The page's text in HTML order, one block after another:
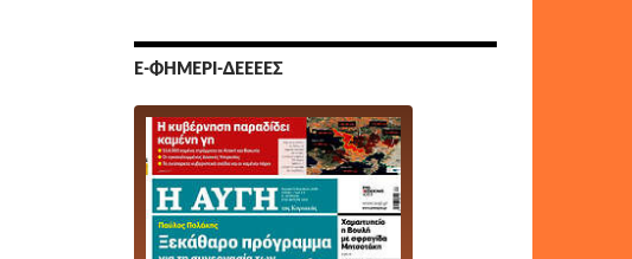
Ε-ΦΗΜΕΡΊ-ΔΕΕΕΕΣ